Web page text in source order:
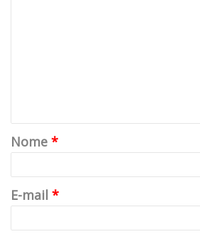
Nome *
E-mail *